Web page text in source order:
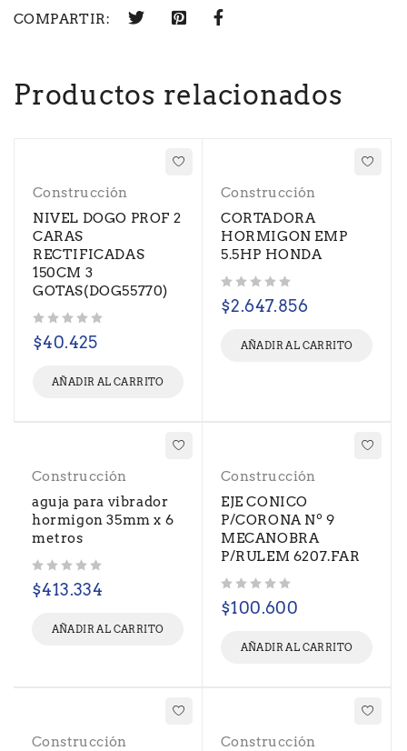
COMPARTIR:
Productos relacionados
Construcción
NIVEL DOGO PROF 2
CARAS
RECTIFICADAS
150CM 3
GOTAS(DOG55770)
$40.425
AÑADIR AL CARRITO
Construcción
CORTADORA
HORMIGON EMP
5.5HP HONDA
$2.647.856
AÑADIR AL CARRITO
Construcción
aguja para vibrador
hormigon 35mm x 6
metros
$413.334
AÑADIR AL CARRITO
Construcción
EJE CONICO
P/CORONA Nº 9
MECANOBRA
P/RULEM 6207.FAR
$100.600
AÑADIR AL CARRITO
Construcción
Construcción